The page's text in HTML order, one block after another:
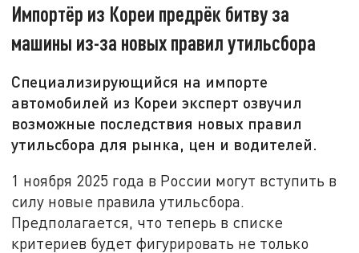
Импортёр из Кореи предрёк битву за
машины из-за новых правил утильсбора
Специализирующийся на импорте
автомобилей из Кореи эксперт озвучил
возможные последствия новых правил
утильсбора для рынка, цен и водителей.
1 ноября 2025 года в России могут вступить в
силу новые правила утильсбора.
Предполагается, что теперь в списке
критериев будет фигурировать не только